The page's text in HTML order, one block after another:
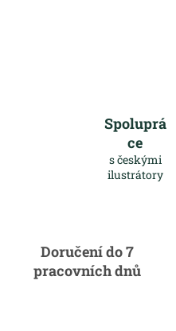
Spoluprá
ce
s českými
ilustrátory
Doručení do 7
pracovních dnů